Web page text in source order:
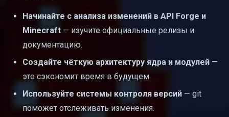
Начинайте с анализа изменений в API Forge и
Minecraft — изучите официальные релизы и
документацию.
Создайте чёткую архитектуру ядра и модулей —
это сэкономит время в будущем.
Используйте системы контроля версий — git
поможет отслеживать изменения.